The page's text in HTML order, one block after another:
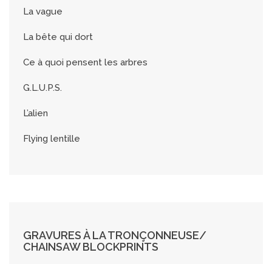
La vague
La bête qui dort
Ce à quoi pensent les arbres
G.L.U.P.S.
L’alien
Flying lentille
GRAVURES À LA TRONÇONNEUSE/
CHAINSAW BLOCKPRINTS